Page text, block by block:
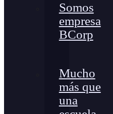
Somos
empresa
BCorp
Mucho
más que
una